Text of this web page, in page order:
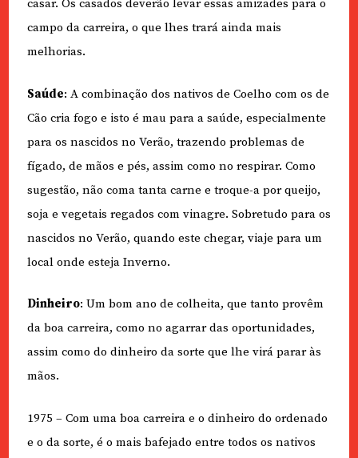
casar. Os casados deverão levar essas amizades para o
campo da carreira, o que lhes trará ainda mais
melhorias.
Saúde: A combinação dos nativos de Coelho com os de
Cão cria fogo e isto é mau para a saúde, especialmente
para os nascidos no Verão, trazendo problemas de
fígado, de mãos e pés, assim como no respirar. Como
sugestão, não coma tanta carne e troque-a por queijo,
soja e vegetais regados com vinagre. Sobretudo para os
nascidos no Verão, quando este chegar, viaje para um
local onde esteja Inverno.
Dinheiro: Um bom ano de colheita, que tanto provêm
da boa carreira, como no agarrar das oportunidades,
assim como do dinheiro da sorte que lhe virá parar às
mãos.
1975 – Com uma boa carreira e o dinheiro do ordenado
e o da sorte, é o mais bafejado entre todos os nativos